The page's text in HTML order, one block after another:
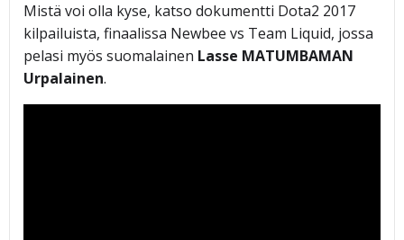
Mistä voi olla kyse, katso dokumentti Dota2 2017
kilpailuista, finaalissa Newbee vs Team Liquid, jossa
pelasi myös suomalainen Lasse MATUMBAMAN
Urpalainen.